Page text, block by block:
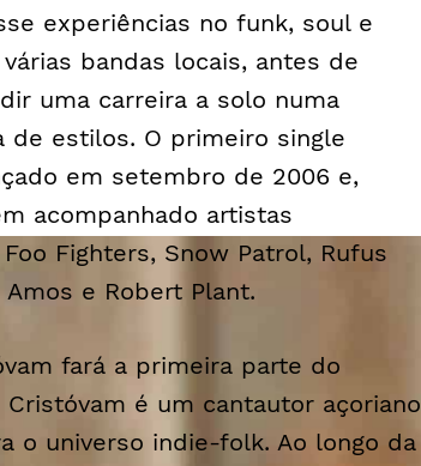
experiências no funk, soule
bandas locais, antes de
uma carreira a solo numa
de estilos. O primeiro single
em setembro de 2006 e,
acompanhado artistas
Fighters, Snow Patrol, Rufus
Amos e Robert Plant.
fará a primeira parte do
Cristóvam é um cantautor açoriano
o universo indie-folk. Ao longo da